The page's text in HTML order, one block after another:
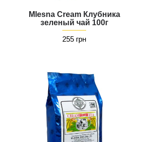
Mlesna Cream Клубника
зеленый чай 100г
255 грн